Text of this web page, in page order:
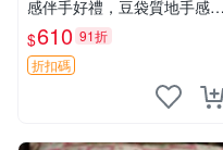
感伴手好禮，豆袋質地手感
佳，抱枕小熊 recom 推薦 白
色豆袋 玩具
$610 91折
折扣碼